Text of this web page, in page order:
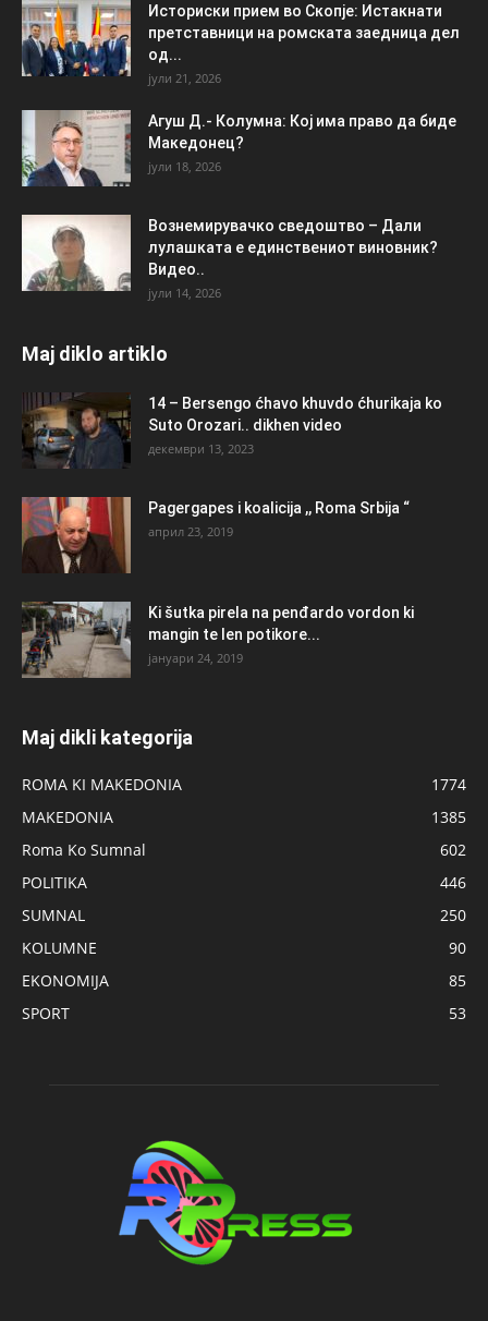
Историски прием во Скопје: Истакнати
претставници на ромската заедница дел
од...
јули 21, 2026
Агуш Д.- Колумна: Кој има право да биде
Македонец?
јули 18, 2026
Вознемирувачко сведоштво – Дали
лулашката е единствениот виновник?
Видео..
јули 14, 2026
Maj diklo artiklo
14 – Bersengo ćhavo khuvdo ćhurikaja ko
Suto Orozari.. dikhen video
декември 13, 2023
Pagergapes i koalicija ,, Roma Srbija “
април 23, 2019
Ki šutka pirela na penđardo vordon ki
mangin te len potikore...
јануари 24, 2019
Maj dikli kategorija
ROMA KI MAKEDONIA
1774
MAKEDONIA
1385
Roma Ko Sumnal
602
POLITIKA
446
SUMNAL
250
KOLUMNE
90
EKONOMIJA
85
SPORT
53